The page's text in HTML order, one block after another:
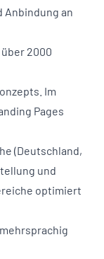
Anbindung an
2000
Im
Pages
(Deutschland,
und
optimiert